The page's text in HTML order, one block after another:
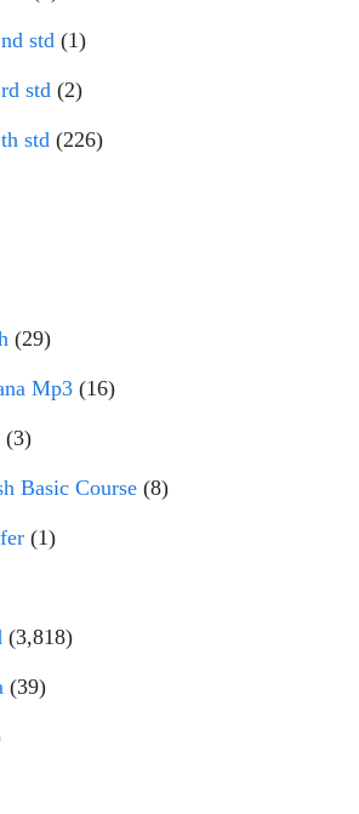
std (1)
std (2)
std (226)
(29)
Mp3 (16)
(3)
Basic Course (8)
(1)
(3,818)
(39)